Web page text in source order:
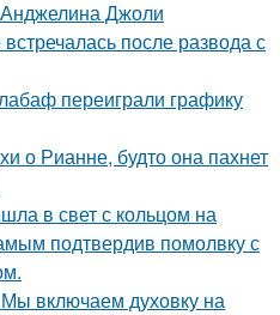
Анджелина Джоли
после развода с
переиграли графику
о Рианне, будто она пахнет
в свет с кольцом на
подтвердив помолвку с
включаем духовку на